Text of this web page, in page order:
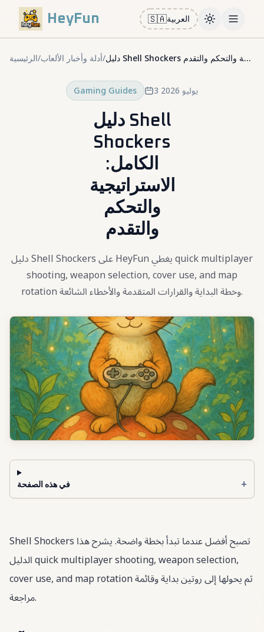
HeyFun 🇸🇦العربية ToggleOpen
الرئيسية/أدلة وأخبار الألعاب/ دليل Shell Shockers الكامل: الاستراتيجية والتحكم والتقدم
Gaming Guides 3 يوليو 2026
دليل Shell
Shockers
الكامل:
الاستراتيجية
والتحكم
والتقدم
دليل Shell Shockers على HeyFun يغطي quick multiplayer
shooting, weapon selection, cover use, and map
rotation وخطة البداية والقرارات المتقدمة والأخطاء الشائعة.
في هذه الصفحة +
Shell Shockers تصبح أفضل عندما تبدأ بخطة واضحة. يشرح هذا
الدليل quick multiplayer shooting, weapon selection,
cover use, and map rotation ثم يحولها إلى روتين بداية وقائمة
مراجعة.